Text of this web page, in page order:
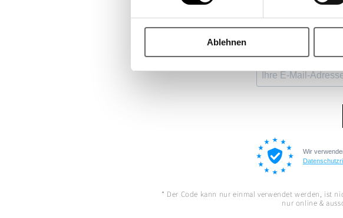
Ablehnen
Melden Sie sich für unseren
* Der Code kann nur einmal verwendet werden, ist
nur online &